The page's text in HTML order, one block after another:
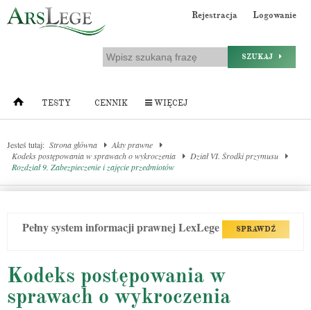
Rejestracja Logowanie
SZUKAJ
TESTY CENNIK WIĘCEJ
Jesteś tutaj: Strona główna
Akty prawne
Kodeks postępowania w sprawach o wykroczenia
Dział VI. Środki przymusu
Rozdział 9. Zabezpieczenie i zajęcie przedmiotów
Pełny system informacji prawnej LexLege SPRAWDŹ
Kodeks postępowania w
sprawach o wykroczenia